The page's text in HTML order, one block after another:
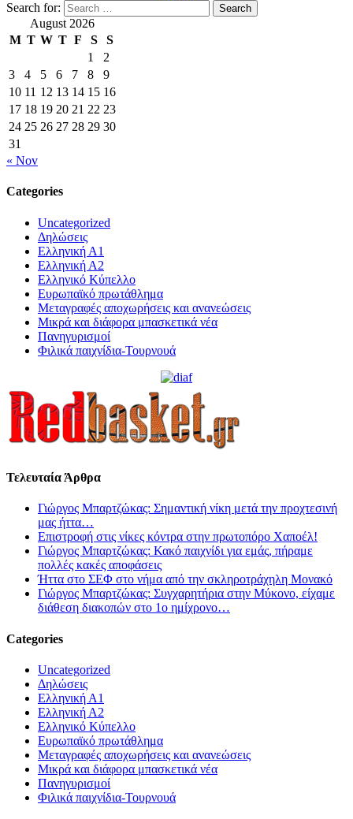
Search for:
August 2026
M T W T F S
S
1
2
3
4 5 6 7 8
9
10 11 12 13 14 15 16
17 18 19 20 21 22 23
24 25 26 27 28 29 30
31
« Nov
Categories
Uncategorized
Δηλώσεις
Ελληνική Α1
Ελληνική Α2
Ελληνικό Κύπελλο
Ευρωπαϊκό πρωτάθλημα
Μεταγραφές αποχωρήσεις και ανανεώσεις
Μικρά και διάφορα μπασκετικά νέα
Πανηγυρισμοί
Φιλικά παιχνίδια-Τουρνουά
Τελευταία Άρθρα
Γιώργος Μπαρτζώκας: Σημαντική νίκη μετά την προχτεσινή
μας ήττα…
Επιστροφή στις νίκες κόντρα στην πρωτοπόρο Χαποέλ!
Γιώργος Μπαρτζώκας: Κακό παιχνίδι για εμάς, πήραμε
πολλές κακές αποφάσεις
Ήττα στο ΣΕΦ στο νήμα από την σκληροτράχηλη Μονακό
Γιώργος Μπαρτζώκας: Συγχαρητήρια στην Μύκονο, είχαμε
διάθεση διακοπών στο 1ο ημίχρονο…
Categories
Uncategorized
Δηλώσεις
Ελληνική Α1
Ελληνική Α2
Ελληνικό Κύπελλο
Ευρωπαϊκό πρωτάθλημα
Μεταγραφές αποχωρήσεις και ανανεώσεις
Μικρά και διάφορα μπασκετικά νέα
Πανηγυρισμοί
Φιλικά παιχνίδια-Τουρνουά